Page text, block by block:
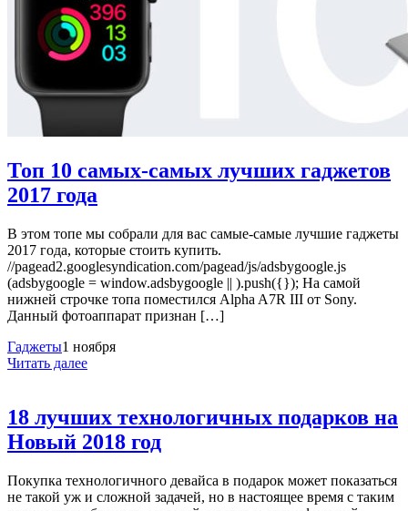
Топ 10 самых-самых лучших гаджетов
2017 года
В этом топе мы собрали для вас самые-самые лучшие гаджеты
2017 года, которые стоить купить.
//pagead2.googlesyndication.com/pagead/js/adsbygoogle.js
(adsbygoogle = window.adsbygoogle || ).push({}); На самой
нижней строчке топа поместился Alpha A7R III от Sony.
Данный фотоаппарат признан […]
Гаджеты1 ноября
Читать далее
18 лучших технологичных подарков на
Новый 2018 год
Покупка технологичного девайса в подарок может показаться
не такой уж и сложной задачей, но в настоящее время с таким